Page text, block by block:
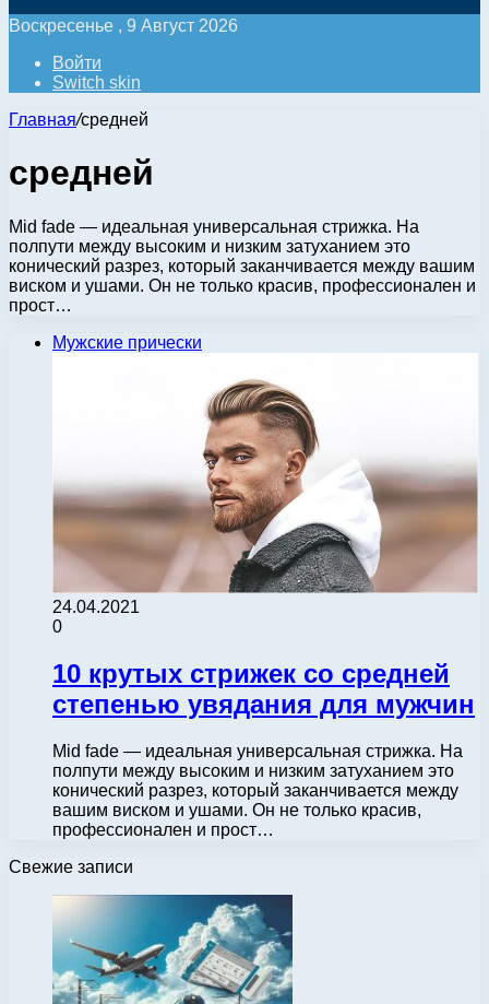
Воскресенье , 9 Август 2026
Войти
Switch skin
Главная/средней
средней
Mid fade — идеальная универсальная стрижка. На
полпути между высоким и низким затуханием это
конический разрез, который заканчивается между вашим
виском и ушами. Он не только красив, профессионален и
прост…
Мужские прически
24.04.2021
0
10 крутых стрижек со средней
степенью увядания для мужчин
Mid fade — идеальная универсальная стрижка. На
полпути между высоким и низким затуханием это
конический разрез, который заканчивается между
вашим виском и ушами. Он не только красив,
профессионален и прост…
Свежие записи